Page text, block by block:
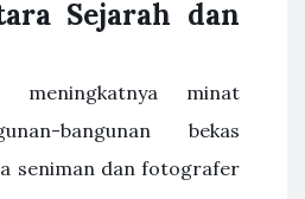
Sejarah dan
meningkatnya minat
bangunan bekas
seniman dan fotografer